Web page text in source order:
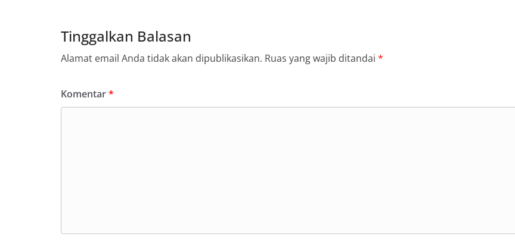
Tinggalkan Balasan
Alamat email Anda tidak akan dipublikasikan. Ruas yang wajib ditandai *
Komentar*